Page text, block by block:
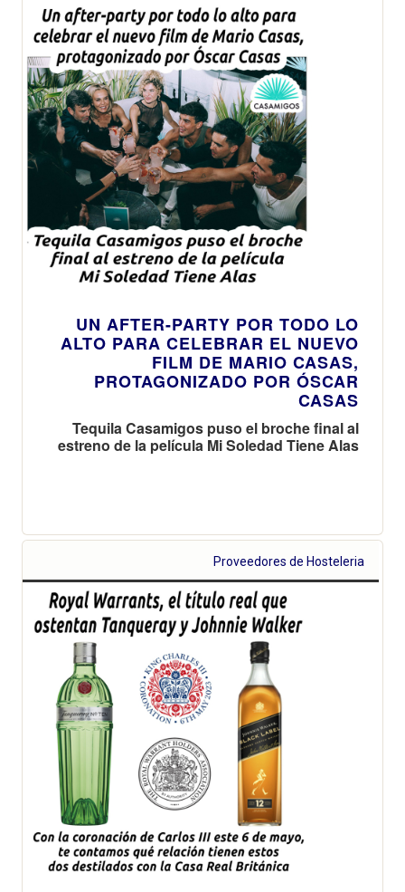
UN AFTER-PARTY POR TODO LO
ALTO PARA CELEBRAR EL NUEVO
FILM DE MARIO CASAS,
PROTAGONIZADO POR ÓSCAR
CASAS
Tequila Casamigos puso el broche final al
estreno de la película Mi Soledad Tiene Alas
Proveedores de Hosteleria